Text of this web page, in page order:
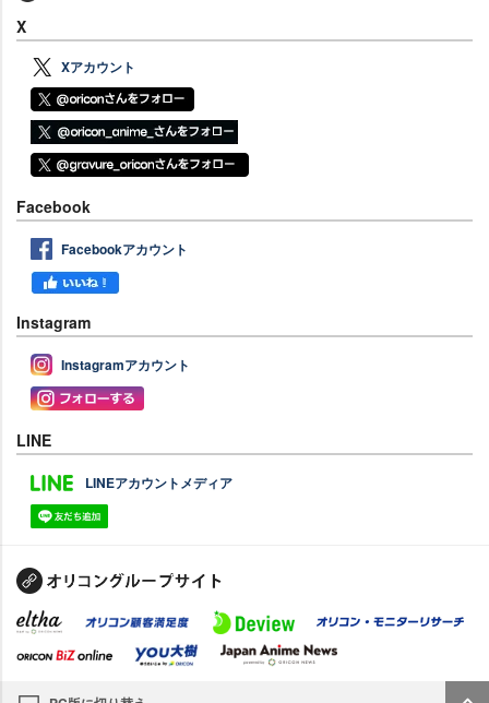
X
Xアカウント
Facebook
Facebookアカウント
Instagram
Instagramアカウント
LINE
LINEアカウントメディア